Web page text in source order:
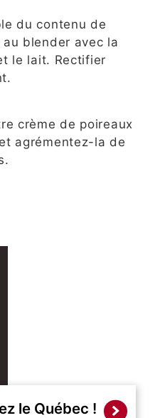
du contenu de
blender avec la
le lait. Rectifier
crème de poireaux
agrémentez-la de
le Québec !